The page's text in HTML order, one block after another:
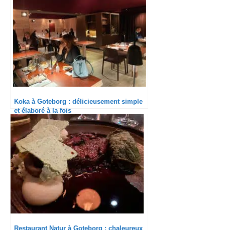
Koka à Goteborg : délicieusement simple
et élaboré à la fois
Restaurant Natur à Goteborg : chaleureux